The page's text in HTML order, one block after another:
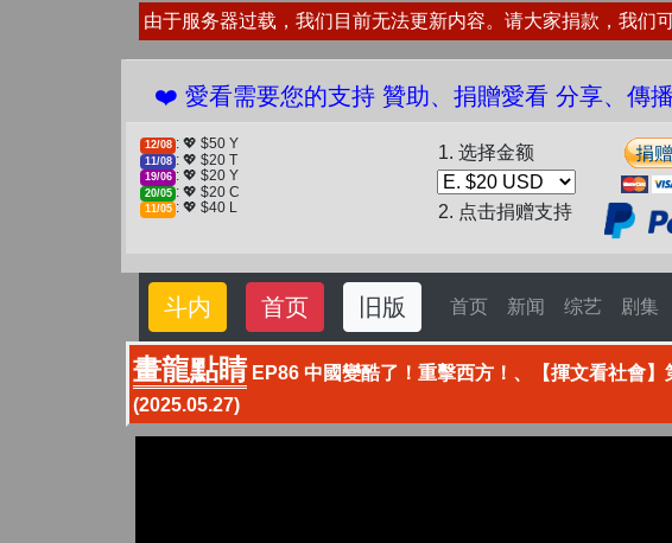
由于服务器过载，我们目前无法更新内容。请大家捐款，我们
❤️ 愛看需要您的支持 贊助、捐贈愛看 分享、傳播愛看 ❤️
12/08 : 💖 $50 Y
11/08 : 💖 $20 T
19/06 : 💖 $20 Y
20/05 : 💖 $20 C
11/05 : 💖 $40 L
1. 选择金额
2. 点击捐赠支持
斗内 首页 旧版 首页 新闻 综艺 剧集
畫龍點睛 EP86 中國變酷了！重擊西方！、【揮文看社會
(2025.05.27)